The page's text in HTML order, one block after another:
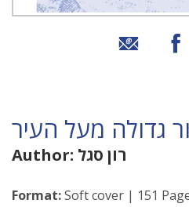
אימייל
גדולה מעל העיר
Author: רון סגל
Format:Soft cover | 151